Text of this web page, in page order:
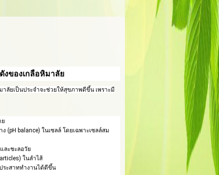
ของเกลือหิมาลัย
ลัยเป็นประจำจะช่วยให้สุขภาพดีขึ้น เพราะมี
ย
(pH balance) ในเซลล์ โดยเฉพาะเซลล์สม
ละชะลอวัย
ในลำไส้
ระสาททำงานได้ดีขึ้น